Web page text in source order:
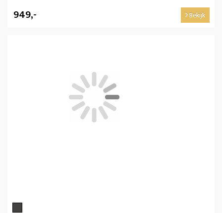
949,- Bekijk